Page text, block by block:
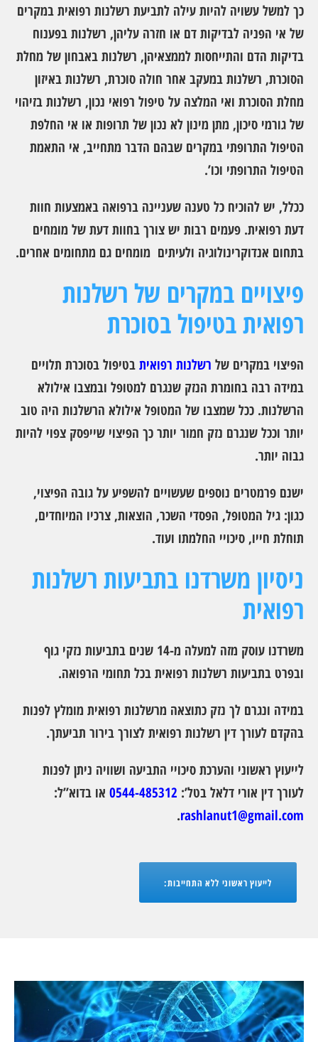
כך למשל עשויה להיות עילה לתביעת רשלנות רפואית במקרים
של אי הפניה לבדיקות דם או חזרה עליהן, רשלנות בפענוח
בדיקות הדם והתייחסות לממצאיהן, רשלנות באבחון של מחלת
הסוכרת, רשלנות במעקב אחר חולה סוכרת, רשלנות באיזון
מחלת הסוכרת ואי המלצה על טיפול רפואי נכון, רשלנות בזיהוי
של גורמי סיכון, מתן מינון לא נכון של תרופות או אי החלפת
הטיפול התרופתי במקרים שבהם הדבר מתחייב, אי התאמת
הטיפול התרופתי וכו’.
ככלל, יש להוכיח כל טענה שעניינה ברפואה באמצעות חוות
דעת רפואית. פעמים רבות יש צורך בחוות דעת של מומחים
בתחום אנדוקרינולוגיה ולעיתים מומחים גם מתחומים אחרים.
פיצויים במקרים של רשלנות
רפואית בטיפול בסוכרת
הפיצוי במקרים של רשלנות רפואיתבטיפול בסוכרת תלויים
במידה רבה בחומרת הנזק שנגרם למטופל ובמצבו אילולא
הרשלנות. ככל שמצבו של המטופל אילולא הרשלנות היה טוב
יותר וככל שנגרם נזק חמור יותר כך הפיצוי שייפסק צפוי להיות
גבוה יותר.
ישנם פרמטרים נוספים שעשויים להשפיע על גובה הפיצוי,
כגון: גיל המטופל, הפסדי השכר, הוצאות, צרכיו המיוחדים,
תוחלת חייו, סיכויי החלמתו ועוד.
ניסיון משרדנו בתביעות רשלנות
רפואית
משרדנו עוסק מזה למעלה מ-14 שנים בתביעות נזקי גוף
ובפרט בתביעות רשלנות רפואית בכל תחומי הרפואה.
במידה ונגרם לך נזק כתוצאה מרשלנות רפואית מומלץ לפנות
בהקדם לעורך דין רשלנות רפואית לצורך בירור תביעתך.
לייעוץ ראשוני והערכת סיכויי התביעה ושוויה ניתן לפנות
לעורך דין אורי דלאל בטל’: 0544-485312 או בדוא”ל:
rashlanut1@gmail.com
.
לייעוץ ראשוני ללא התחייבות: